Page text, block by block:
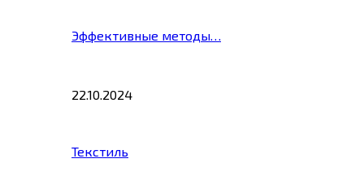
Эффективные методы…
22.10.2024
Текстиль